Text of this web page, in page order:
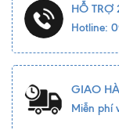
HỖ TRỢ
Hotline:
GIAO
Miễn phí